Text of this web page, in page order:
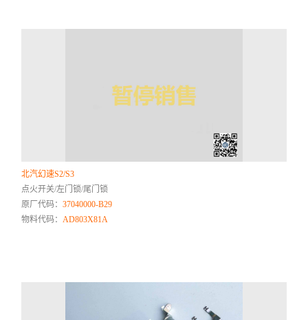
北汽幻速S2/S3
点火开关/左门锁/尾门锁
原厂代码：37040000-B29
物料代码： AD803X81A